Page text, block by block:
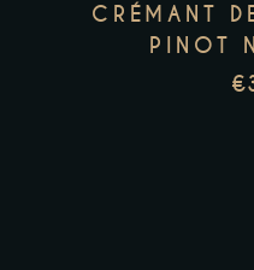
CRÉMANT
PINOT
€